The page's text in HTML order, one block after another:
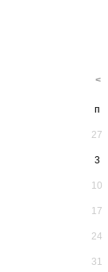
п
27
3
10
17
24
31